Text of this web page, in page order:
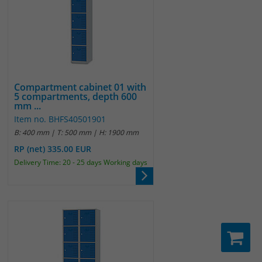
Compartment cabinet 01 with
5 compartments, depth 600
mm ...
Item no. BHFS40501901
B: 400 mm | T: 500 mm | H: 1900 mm
RP (net) 335.00 EUR
Delivery Time: 20 - 25 days Working days